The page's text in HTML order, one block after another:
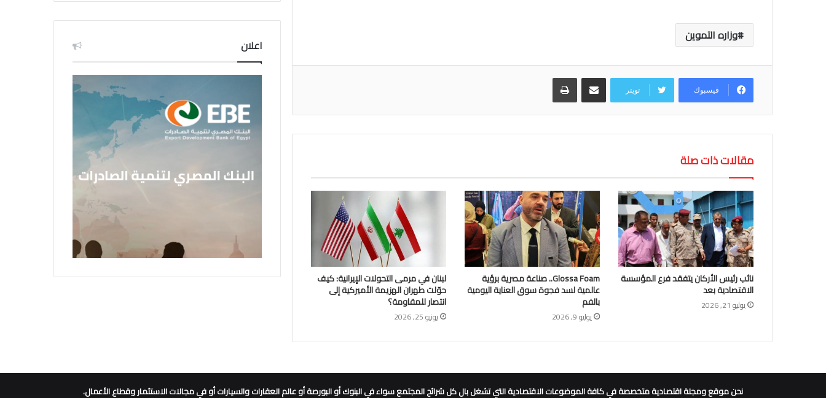
وزاره التموين
فيسبوك تويتر
مقالات ذات صلة
نائب رئيس الأركان يتفقد فرع المؤسسة
الاقتصادية بعد
يوليو 21, 2026
Glossa Foam.. صناعة مصرية برؤية
عالمية لسد فجوة سوق العناية اليومية
بالفم
يوليو 9, 2026
لبنان في مرمى التحولات الإيرانية: كيف
حوّلت طهران الهزيمة الأميركية إلى
انتصار للمقاومة؟
يونيو 25, 2026
اعلان
نحن موقع ومجلة اقتصادية متخصصة في كافة الموضوعات الاقتصادية التي تشغل بال كل شرائح المجتمع سواء في البنوك أو البورصة أو عالم العقارات والسيارات أو في مجالات الاستثمار وقطاع الأعمال.